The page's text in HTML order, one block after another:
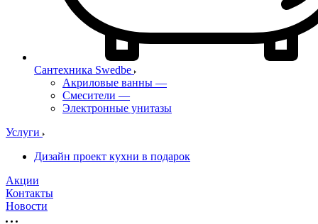
Сантехника Swedbe
Акриловые ванны —
Смесители —
Электронные унитазы
Услуги
Дизайн проект кухни в подарок
Акции
Контакты
Новости